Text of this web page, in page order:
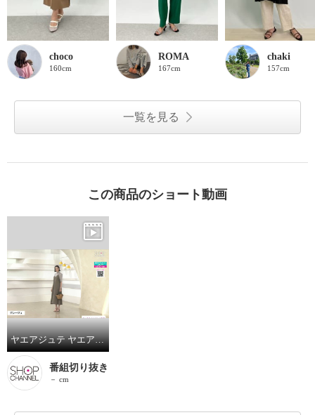
choco
160cm
ROMA
167cm
chaki
157cm
一覧を見る
この商品のショート動画
ヤエアジュテ ヤエアジュテ定番 シアーカットソー ハイネックプルオーバー
番組切り抜き
－ cm